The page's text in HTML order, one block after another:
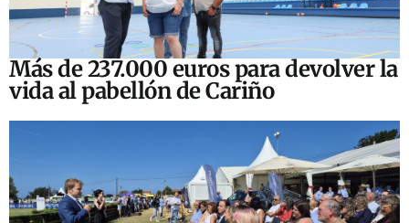
Más de 237.000 euros para devolver la
vida al pabellón de Cariño